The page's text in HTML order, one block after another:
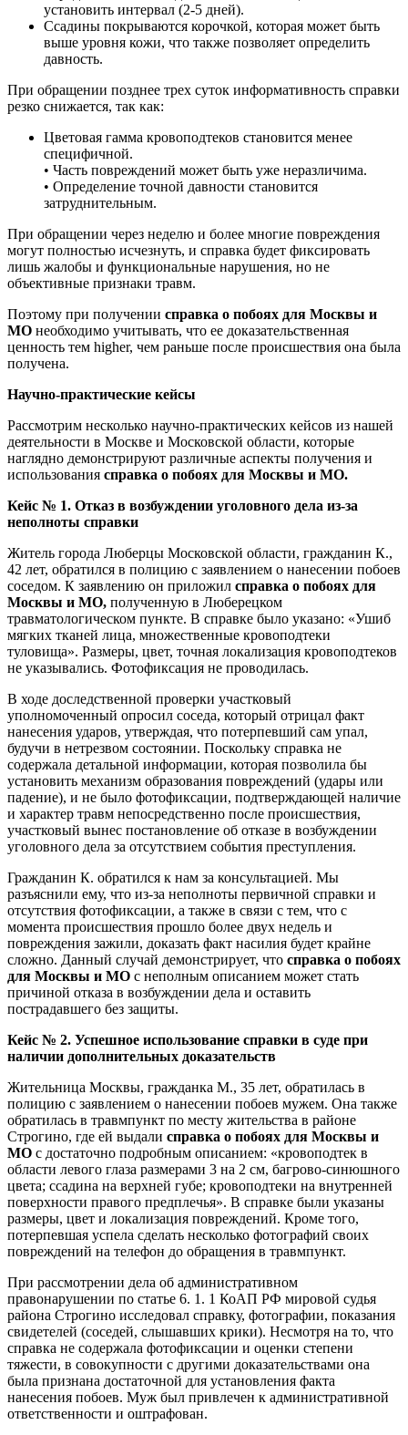
установить интервал (2-5 дней).
Ссадины покрываются корочкой, которая может быть
выше уровня кожи, что также позволяет определить
давность.
При обращении позднее трех суток информативность справки
резко снижается, так как:
Цветовая гамма кровоподтеков становится менее
специфичной.
• Часть повреждений может быть уже неразличима.
• Определение точной давности становится
затруднительным.
При обращении через неделю и более многие повреждения
могут полностью исчезнуть, и справка будет фиксировать
лишь жалобы и функциональные нарушения, но не
объективные признаки травм.
Поэтому при получении справка о побоях для Москвы и
МО необходимо учитывать, что ее доказательственная
ценность тем higher, чем раньше после происшествия она была
получена.
Научно-практические кейсы
Рассмотрим несколько научно-практических кейсов из нашей
деятельности в Москве и Московской области, которые
наглядно демонстрируют различные аспекты получения и
использования справка о побоях для Москвы и МО.
Кейс № 1. Отказ в возбуждении уголовного дела из-за
неполноты справки
Житель города Люберцы Московской области, гражданин К.,
42 лет, обратился в полицию с заявлением о нанесении побоев
соседом. К заявлению он приложил справка о побоях для
Москвы и МО, полученную в Люберецком
травматологическом пункте. В справке было указано: «Ушиб
мягких тканей лица, множественные кровоподтеки
туловища». Размеры, цвет, точная локализация кровоподтеков
не указывались. Фотофиксация не проводилась.
В ходе доследственной проверки участковый
уполномоченный опросил соседа, который отрицал факт
нанесения ударов, утверждая, что потерпевший сам упал,
будучи в нетрезвом состоянии. Поскольку справка не
содержала детальной информации, которая позволила бы
установить механизм образования повреждений (удары или
падение), и не было фотофиксации, подтверждающей наличие
и характер травм непосредственно после происшествия,
участковый вынес постановление об отказе в возбуждении
уголовного дела за отсутствием события преступления.
Гражданин К. обратился к нам за консультацией. Мы
разъяснили ему, что из-за неполноты первичной справки и
отсутствия фотофиксации, а также в связи с тем, что с
момента происшествия прошло более двух недель и
повреждения зажили, доказать факт насилия будет крайне
сложно. Данный случай демонстрирует, что справка о побоях
для Москвы и МО с неполным описанием может стать
причиной отказа в возбуждении дела и оставить
пострадавшего без защиты.
Кейс № 2. Успешное использование справки в суде при
наличии дополнительных доказательств
Жительница Москвы, гражданка М., 35 лет, обратилась в
полицию с заявлением о нанесении побоев мужем. Она также
обратилась в травмпункт по месту жительства в районе
Строгино, где ей выдали справка о побоях для Москвы и
МО с достаточно подробным описанием: «кровоподтек в
области левого глаза размерами 3 на 2 см, багрово-синюшного
цвета; ссадина на верхней губе; кровоподтеки на внутренней
поверхности правого предплечья». В справке были указаны
размеры, цвет и локализация повреждений. Кроме того,
потерпевшая успела сделать несколько фотографий своих
повреждений на телефон до обращения в травмпункт.
При рассмотрении дела об административном
правонарушении по статье 6. 1. 1 КоАП РФ мировой судья
района Строгино исследовал справку, фотографии, показания
свидетелей (соседей, слышавших крики). Несмотря на то, что
справка не содержала фотофиксации и оценки степени
тяжести, в совокупности с другими доказательствами она
была признана достаточной для установления факта
нанесения побоев. Муж был привлечен к административной
ответственности и оштрафован.